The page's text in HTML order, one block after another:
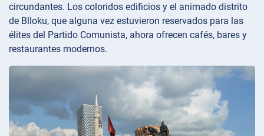
circundantes. Los coloridos edificios y el animado distrito
de Blloku, que alguna vez estuvieron reservados para las
élites del Partido Comunista, ahora ofrecen cafés, bares y
restaurantes modernos.